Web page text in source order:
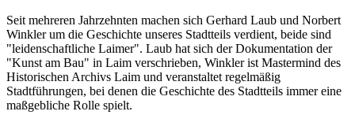
Seit mehreren Jahrzehnten machen sich Gerhard Laub und Norbert
Winkler um die Geschichte unseres Stadtteils verdient, beide sind
"leidenschaftliche Laimer". Laub hat sich der Dokumentation der
"Kunst am Bau" in Laim verschrieben, Winkler ist Mastermind des
Historischen Archivs Laim und veranstaltet regelmäßig
Stadtführungen, bei denen die Geschichte des Stadtteils immer eine
maßgebliche Rolle spielt.